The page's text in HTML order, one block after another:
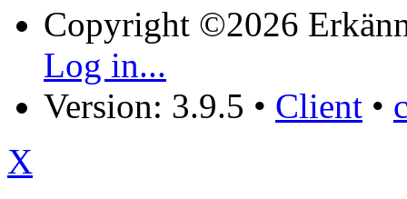
Copyright ©2026
Log in...
Version: 3.9.5 • Client •
X